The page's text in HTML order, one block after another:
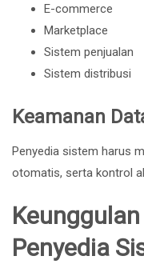
E-commerce
Marketplace
Sistem penjualan
Sistem distribusi
Keamanan
Penyedia sistem harus
otomatis, serta kontrol
Penyedia